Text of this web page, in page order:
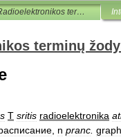
Radioelektronikos terminų žodynas
terminų
T sritis radioelektronika
n pranc